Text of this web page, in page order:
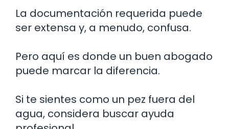
La documentación requerida puede
ser extensa y, a menudo, confusa.
Pero aquí es donde un buen abogado
puede marcar la diferencia.
Si te sientes como un pez fuera del
agua, considera buscar ayuda